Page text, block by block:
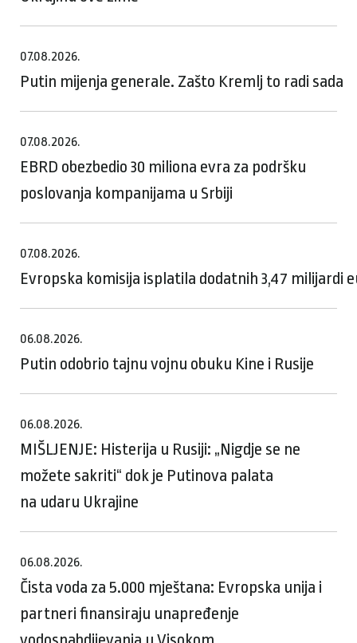
07.08.2026.
Putin mijenja generale. Zašto Kremlj to radi sada
07.08.2026.
EBRD obezbedio 30 miliona evra za podršku
poslovanja kompanijama u Srbiji
07.08.2026.
Evropska komisija isplatila dodatnih 3,47 milijardi
06.08.2026.
Putin odobrio tajnu vojnu obuku Kine i Rusije
06.08.2026.
MIŠLJENJE: Histerija u Rusiji: „Nigdje se ne
možete sakriti“ dok je Putinova palata
na udaru Ukrajine
06.08.2026.
Čista voda za 5.000 mještana: Evropska unija i
partneri finansiraju unapređenje